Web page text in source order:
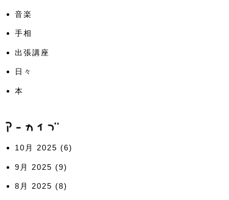
音楽
手相
出張講座
日々
本
10月 2025 (6)
9月 2025 (9)
8月 2025 (8)